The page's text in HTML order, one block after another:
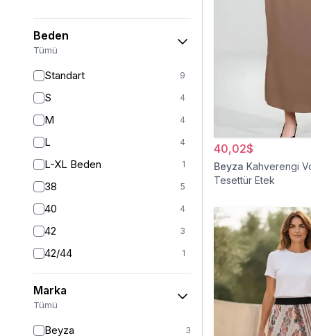
Beden
Tümü
Standart 9
S 4
M 4
L 4
L-XL Beden 1
38 5
40 4
42 3
42/44 1
44 1
46 1
Marka
Tümü
Beyza 3
40,02$
Beyza Kahverengi
Tesettür Etek